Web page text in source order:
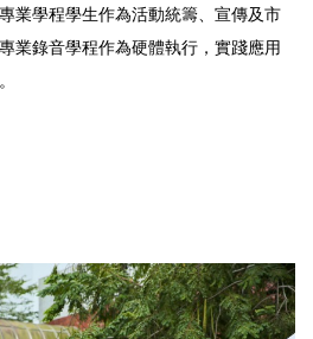
業學程學生作為活動統籌、宣傳及市
業錄音學程作為硬體執行，實踐應用